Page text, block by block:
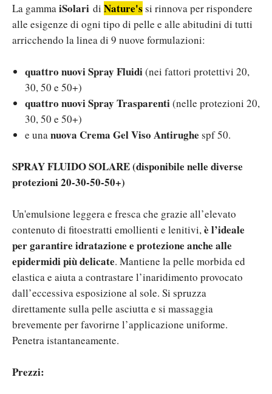
La gammaiSolari di Nature's si rinnova per rispondere
alle esigenze di ogni tipo di pelle e alle abitudini di tutti
arricchendo la linea di 9 nuove formulazioni:
quattro nuovi Spray Fluidi(nei fattori protettivi 20,
30, 50 e 50+)
quattro nuovi Spray Trasparenti(nelle protezioni 20,
30, 50 e 50+)
e unanuova Crema Gel Viso Antirughe spf 50.
SPRAY FLUIDO SOLARE(disponibile nelle diverse
protezioni 20-30-50-50+)
Un'emulsione leggera e fresca che grazie all’elevato
contenuto di fitoestratti emollienti e lenitivi,è l’ideale
per garantire idratazione e protezione anche alle
epidermidi più delicate. Mantiene la pelle morbida ed
elastica e aiuta a contrastare l’inaridimento provocato
dall’eccessiva esposizione al sole. Si spruzza
direttamente sulla pelle asciutta e si massaggia
brevemente per favorirne l’applicazione uniforme.
Penetra istantaneamente.
Prezzi: